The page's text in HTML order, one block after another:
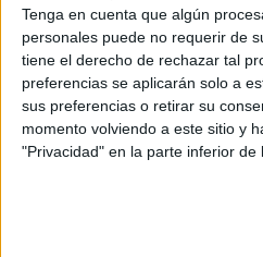
Tenga en cuenta que algún
personales puede no requerir de
tiene el derecho de rechazar tal
preferencias se aplicarán solo a
sus preferencias o retirar su
momento volviendo a este sitio y
"Privacidad" en la parte inferior de
que decir a los que os vais a
consejos, son estos:
-Dormir bien y no os saturéis de
puede quedar en la memoria, no
-Ir repasando poco a poco,todos
El día que lleguen las pruebas, id